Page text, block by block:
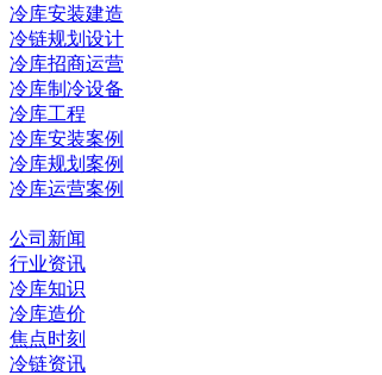
冷库安装建造
冷链规划设计
冷库招商运营
冷库制冷设备
冷库工程
冷库安装案例
冷库规划案例
冷库运营案例
公司新闻
行业资讯
冷库知识
冷库造价
焦点时刻
冷链资讯